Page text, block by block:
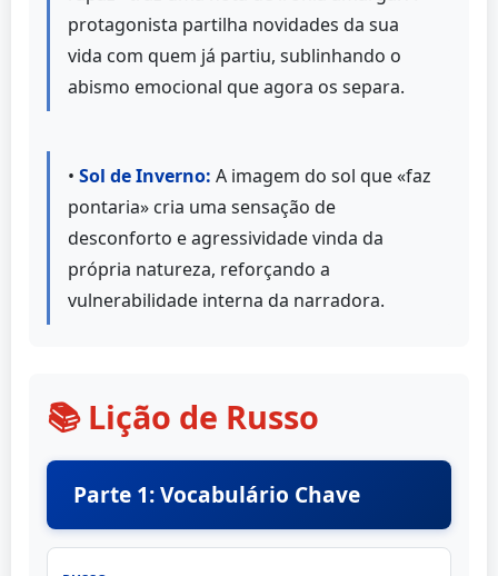
protagonista partilha novidades da sua
vida com quem já partiu, sublinhando o
abismo emocional que agora os separa.
• Sol de Inverno: A imagem do sol que «faz
pontaria» cria uma sensação de
desconforto e agressividade vinda da
própria natureza, reforçando a
vulnerabilidade interna da narradora.
📚 Lição de Russo
Parte 1: Vocabulário Chave